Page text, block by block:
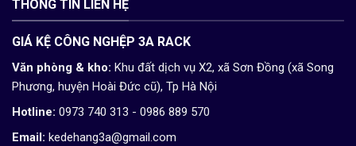
THÔNG TIN LIÊN HỆ
GIÁ KỆ CÔNG NGHỆP 3A RACK
Văn phòng & kho: Khu đất dịch vụ X2, xã Sơn Đồng (xã Song
Phương, huyện Hoài Đức cũ), Tp Hà Nội
Hotline: 0973 740 313 - 0986 889 570
Email: kedehang3a@gmail.com